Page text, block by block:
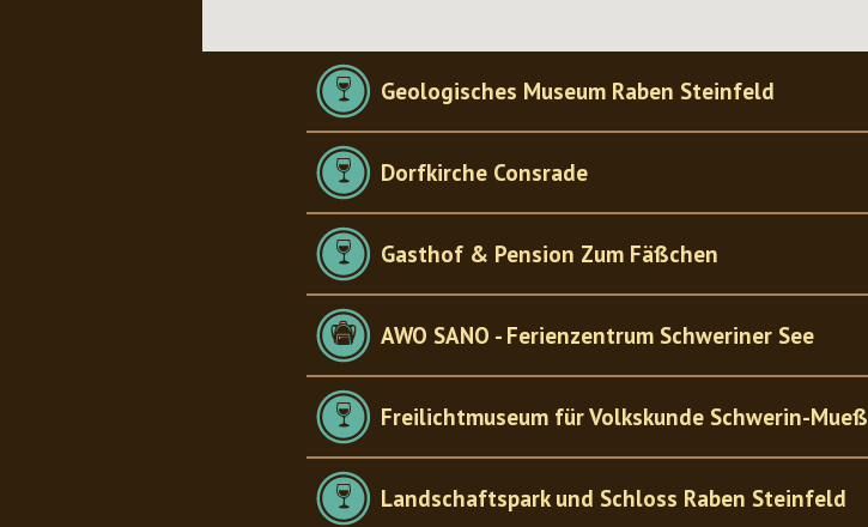
Geologisches Museum Raben Steinfeld
Dorfkirche Consrade
Gasthof & Pension Zum Fäßchen
AWO SANO - Ferienzentrum Schweriner See
Freilichtmuseum für Volkskunde Schwerin-Mueß
Landschaftspark und Schloss Raben Steinfeld